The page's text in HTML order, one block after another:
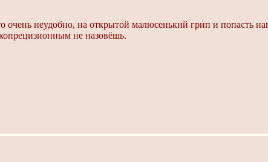
очень неудобно, на открытой малюсенький грип и попасть
не назовёшь.